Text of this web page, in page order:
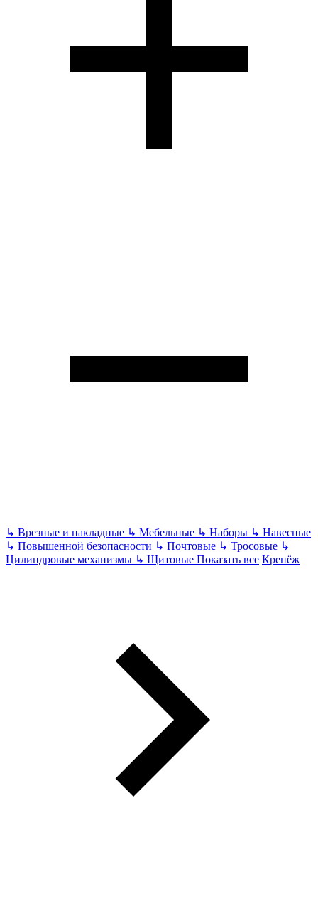
↳ Врезные и накладные ↳ Мебельные ↳ Наборы ↳ Навесные
↳ Повышенной безопасности ↳ Почтовые ↳ Тросовые ↳
Цилиндровые механизмы ↳ Щитовые Показать все Крепёж